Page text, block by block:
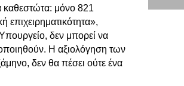
καθεστώτα: μόνο 821
δεν μπορεί να
Η αξιολόγηση των
δεν θα πέσει ούτε ένα